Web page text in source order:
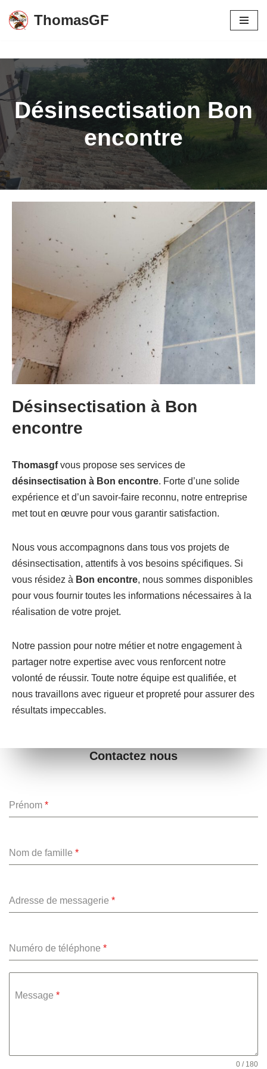
Aller
contenu
ThomasGF
Désinsectisation Bon
encontre
Désinsectisation à Bon
encontre
Thomasgfvous propose ses services de
désinsectisation à Bon encontre. Forte d’une solide
expérience et d’un savoir-faire reconnu, notre entreprise
met tout en œuvre pour vous garantir satisfaction.
Nous vous accompagnons dans tous vos projets de
désinsectisation, attentifs à vos besoins spécifiques. Si
vous résidez à Bon encontre, nous sommes disponibles
pour vous fournir toutes les informations nécessaires à la
réalisation de votre projet.
Notre passion pour notre métier et notre engagement à
partager notre expertise avec vous renforcent notre
volonté de réussir. Toute notre équipe est qualifiée, et
nous travaillons avec rigueur et propreté pour assurer des
résultats impeccables.
Contactez nous
Prénom *
Nom de famille *
Adresse de messagerie *
Numéro de téléphone *
Message *
0 / 180